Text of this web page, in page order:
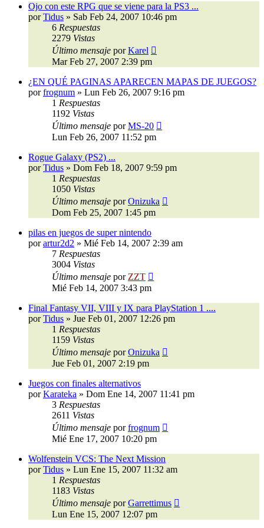
Ojo con este RPG que se viene para la PS3 ...
porTidus » Sab Feb 24, 2007 10:46 pm
6 Respuestas
2279 Vistas
Último mensaje porKarel
Mar Feb 27, 2007 2:39 pm
¿EN QUÉ PAGINAS APARECEN MAPAS DE JUEGOS?
porfrognum » Lun Feb 26, 2007 9:16 pm
1 Respuestas
1192 Vistas
Último mensaje porMS-20
Lun Feb 26, 2007 11:52 pm
Rogue Galaxy (PS2) ...
porTidus » Dom Feb 18, 2007 9:59 pm
1 Respuestas
1050 Vistas
Último mensaje porOnizuka
Dom Feb 25, 2007 1:45 pm
pilas en juegos de super nintendo
porartur2d2 » Mié Feb 14, 2007 2:39 am
7 Respuestas
3004 Vistas
Último mensaje por ZZT
Mié Feb 14, 2007 3:43 pm
Final Fantasy VII, VIII y IX para PlayStation 1 ....
porTidus » Jue Feb 01, 2007 12:26 pm
1 Respuestas
1159 Vistas
Último mensaje porOnizuka
Jue Feb 01, 2007 2:19 pm
Juegos con finales alternativos
porKarateka » Dom Ene 14, 2007 11:41 pm
3 Respuestas
2611 Vistas
Último mensaje porfrognum
Mié Ene 17, 2007 10:20 pm
Wolfenstein VCS: The Next Mission
porTidus » Lun Ene 15, 2007 11:32 am
1 Respuestas
1183 Vistas
Último mensaje porGarrettimus
Lun Ene 15, 2007 12:07 pm